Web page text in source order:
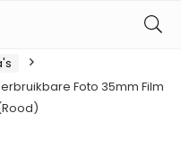
Foto 35mm Film